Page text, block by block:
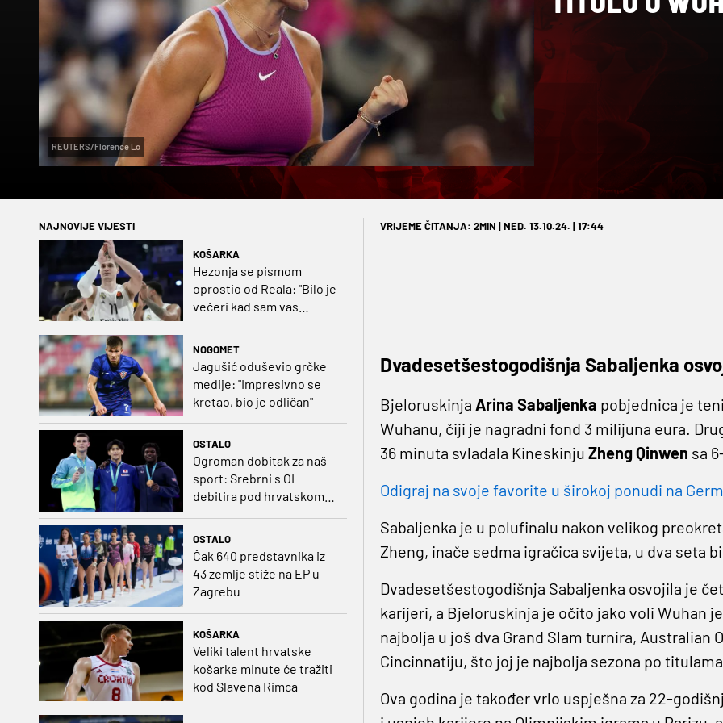
REUTERS/Florence Lo
NAJNOVIJE VIJESTI
KOŠARKA
Hezonja se pismom
oprostio od Reala: "Bilo je
večeri kad sam vas
dovodio do ruba
NOGOMET
Jagušić oduševio grčke
medije: "Impresivno se
kretao, bio je odličan"
OSTALO
Ogroman dobitak za naš
sport: Srebrni s OI
debitira pod hrvatskom
OSTALO
Čak 640 predstavnika iz
43 zemlje stiže na EP u
Zagrebu
KOŠARKA
Veliki talent hrvatske
košarke minute će tražiti
kod Slavena Rimca
VRIJEME ČITANJA: 2MIN | NED. 13.10.24. | 17:44
Dvadesetšestogodišnja Sabaljenka
Bjeloruskinja Arina Sabaljenka pobjednica je
Wuhanu, čiji je nagradni fond 3 milijuna eura.
36 minuta svladala Kineskinju Zheng Qinwen sa
Odigraj na svoje favorite u širokoj ponudi na
Sabaljenka je u polufinalu nakon velikog
Zheng, inače sedma igračica svijeta, u dva seta
Dvadesetšestogodišnja Sabaljenka osvojila je
karijeri, a Bjeloruskinja je očito jako voli Wuhan
najbolja u još dva Grand Slam turnira, Australian
Cincinnatiju, što joj je najbolja sezona po
Ova godina je također vrlo uspješna za 22-